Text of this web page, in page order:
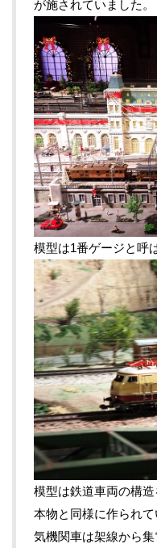
が施されていました。
模型は1番ゲージと呼
模型は鉄道車両の構
本物と同様に作られ
気機関車は架線から集